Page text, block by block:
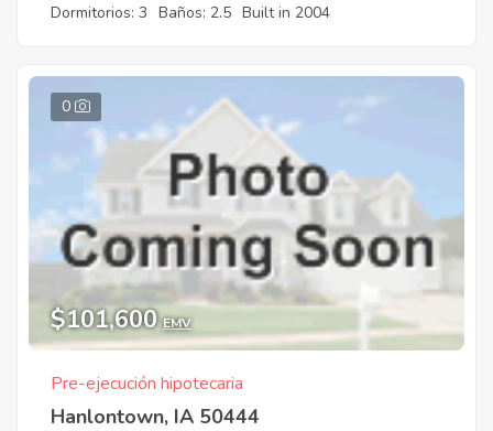
Dormitorios: 3 Baños: 2.5 Built in 2004
0
$101,600 EMV
Pre-ejecución hipotecaria
Hanlontown, IA 50444